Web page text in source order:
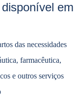
em
das necessidades
farmacêutica,
e outros serviços